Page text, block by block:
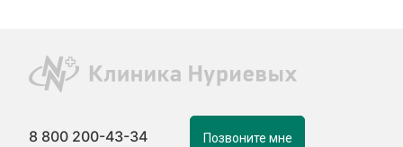
8 800 200-43-34 Позвоните мне